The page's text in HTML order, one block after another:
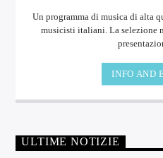
Un programma di musica di alta
musicisti italiani. La selezione musicale viene proposta senza
INFO AND
ULTIME NOTIZIE